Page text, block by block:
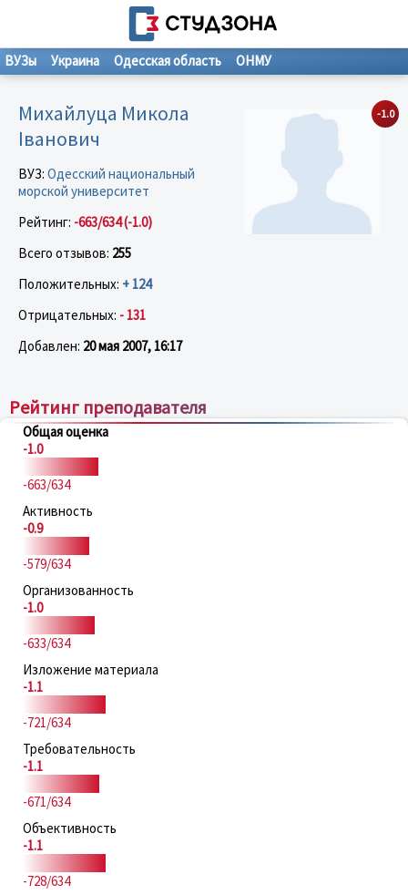
ВУЗы Украина Одесская область ОНМУ
-1.0
Михайлуца Микола
Іванович
ВУЗ: Одесский национальный
морской университет
Рейтинг: -663/634 (-1.0)
Всего отзывов: 255
Положительных: + 124
Отрицательных: - 131
Добавлен: 20 мая 2007, 16:17
Рейтинг преподавателя
Общая оценка
-1.0
-663/634
Активность
-0.9
-579/634
Организованность
-1.0
-633/634
Изложение материала
-1.1
-721/634
Требовательность
-1.1
-671/634
Объективность
-1.1
-728/634